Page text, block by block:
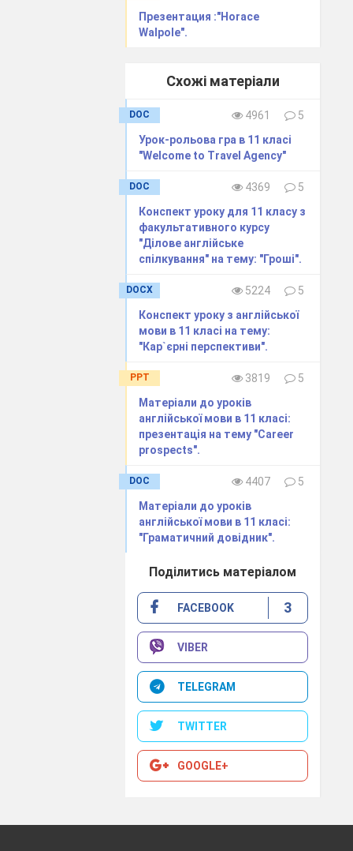
Презентация :"Horace
Walpole".
Схожі матеріали
DOC 4961
5
Урок-рольова гра в 11 класі
"Welcome to Travel Agency"
DOC 4369
5
Конспект уроку для 11 класу з
факультативного курсу
"Ділове англійське
спілкування" на тему: "Гроші".
DOCX 5224
5
Конспект уроку з англійської
мови в 11 класі на тему:
"Кар`єрні перспективи".
PPT 3819
5
Матеріали до уроків
англійської мови в 11 класі:
презентація на тему "Career
prospects".
DOC 4407
5
Матеріали до уроків
англійської мови в 11 класі:
"Граматичний довідник".
Поділитись матеріалом
FACEBOOK 3
VIBER
TELEGRAM
TWITTER
GOOGLE+